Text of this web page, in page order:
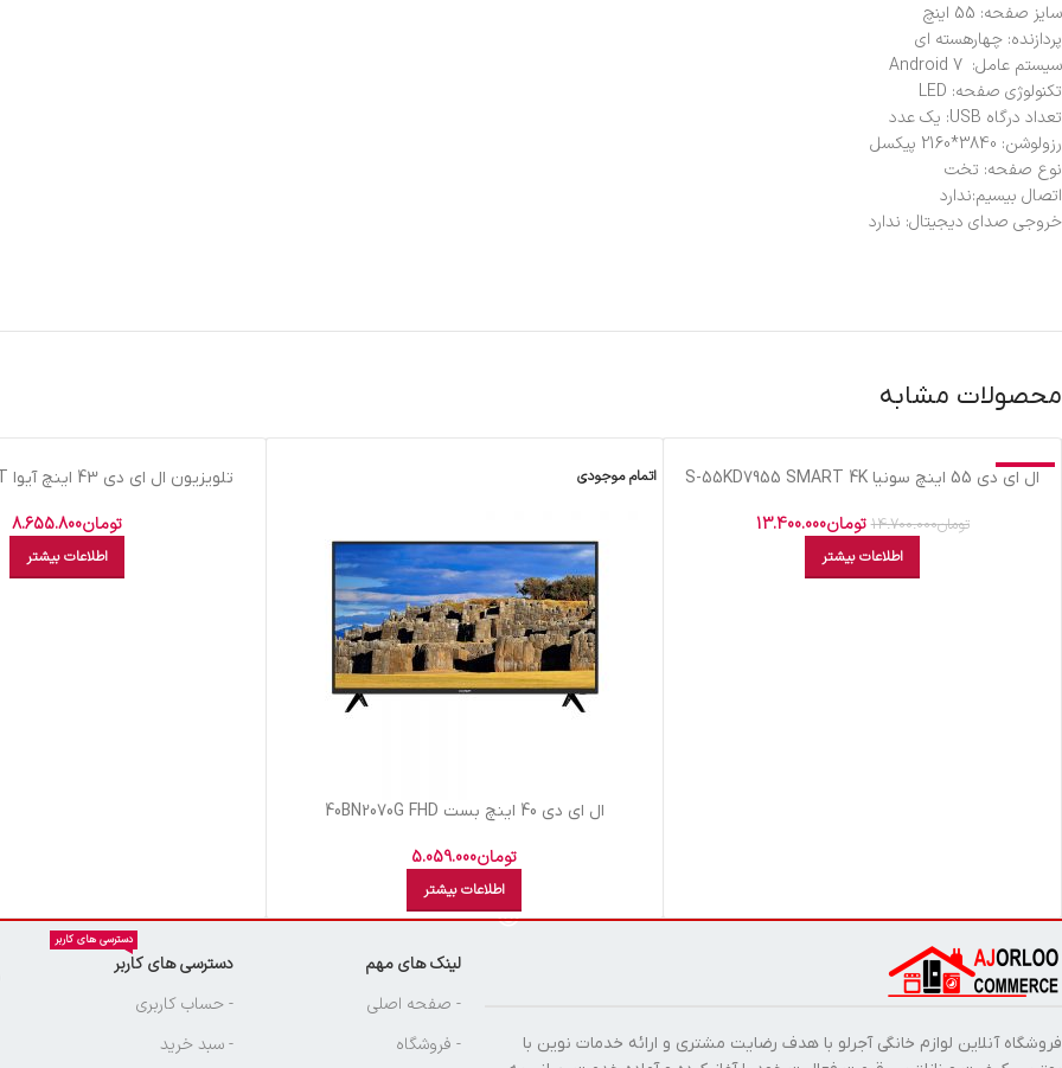
سایز صفحه: 55 اینچ
پردازنده: چهارهسته ای
سیستم عامل: Android 7
تکنولوژی صفحه: LED
تعداد درگاه USB: یک عدد
رزولوشن: 3840*2160 پیکسل
نوع صفحه: تخت
اتصال بی‎سیم:ندارد
خروجی صدای دیجیتال: ندارد
محصولات مشابه
حراج
ال اي دي 55 اينچ سونيا S-55KD7955 SMART 4K
تومان14.700.000 تومان13.400.000
اطلاعات بیشتر
اتمام موجودی
ال اي دي 40 اينچ بست 40BN2070G FHD
تومان5.059.000
اطلاعات بیشتر
اتمام موجودی
تلویزیون ال اي دي 43 اينچ آيوا N1843 SMART
تومان8.655.800
اطلاعات بیشتر
فروشگاه آنلاین لوازم خانگی آجرلو با هدف رضایت مشتری و ارائه خدمات نوین با
لینک های مهم
- صفحه اصلی
- فروشگاه
دسترسی های کاربر
دسترسی های کاربر
- حساب کاربری
- سبد خرید